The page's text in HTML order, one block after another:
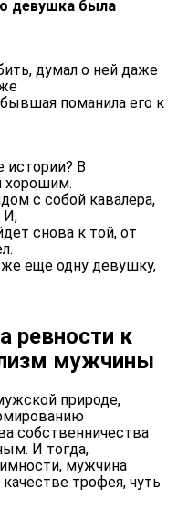
девушка была
думал о ней даже
поманила его к
истории? В
хорошим.
с собой кавалера,
И,
снова к той, от
еще одну девушку,
ревности к
мужчины
природе,
собственничества
И тогда,
мужчина
трофея, чуть